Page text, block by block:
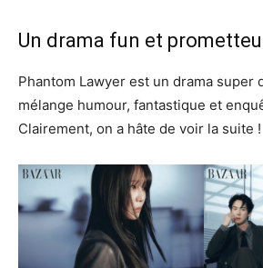
Un drama fun et
Phantom Lawyer est un drama super
mélange humour, fantastique et
Clairement, on a hâte de voir la suite !